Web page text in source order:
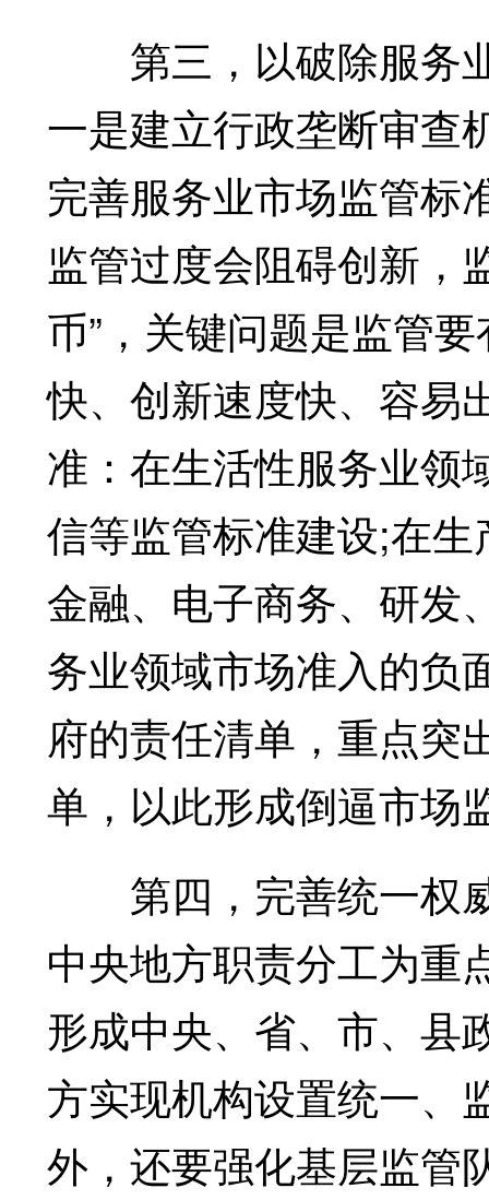
第三，以破除服务
一是建立行政垄断审查
完善服务业市场监管标
监管过度会阻碍创新，
币”，关键问题是监管
快、创新速度快、容易
准：在生活性服务业领
信等监管标准建设;在
金融、电子商务、研发
务业领域市场准入的负
府的责任清单，重点突
单，以此形成倒逼市场
第四，完善统一权
中央地方职责分工为重
形成中央、省、市、县
方实现机构设置统一、
外，还要强化基层监管